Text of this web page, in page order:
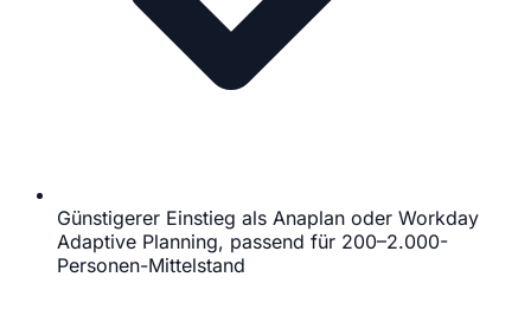
Günstigerer Einstieg als Anaplan oder Workday
Adaptive Planning, passend für 200–2.000-
Personen-Mittelstand